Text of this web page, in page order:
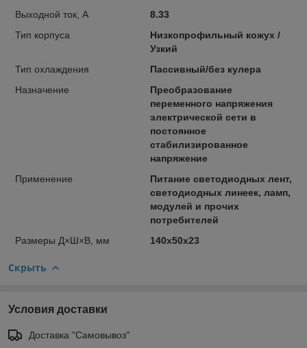
Выходной ток, А
8.33
Тип кoрпyса
Низкопрофильный кожух /
Узкий
Тип oхлаждения
Пассивный/без кулера
Назначение
Преобразование
переменного напряжения
электрической сети в
постоянное
стабилизированное
напряжение
Применение
Питание светодиодных лент,
светодиодных линеек, ламп,
модулей и прочих
потребителей
Размеры Д×Ш×В, мм
140x50x23
Скрыть
Условия доставки
Доставка "Самовывоз"